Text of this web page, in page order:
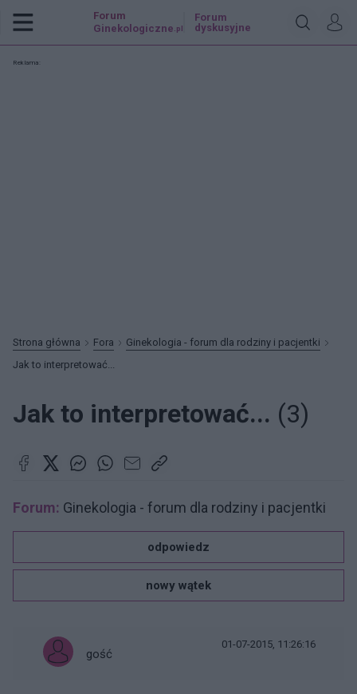
Forum
Ginekologiczne .pl
Forum
dyskusyjne
Reklama:
Strona główna Fora
Ginekologia - forum dla rodziny i pacjentki
Jak to interpretować...
Jak to interpretować... (3)
Forum: Ginekologia - forum dla rodziny i pacjentki
odpowiedz
nowy wątek
gość
01-07-2015, 11:26:16